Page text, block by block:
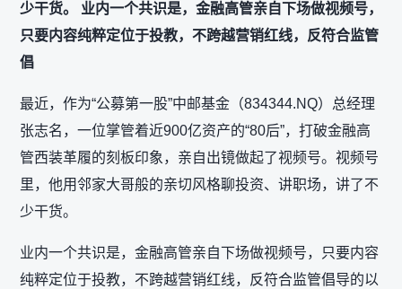
少干货。 业内一个共识是，金融高管亲自下场做视频号，
只要内容纯粹定位于投教，不跨越营销红线，反符合监管
倡
最近，作为“公募第一股”中邮基金（834344.NQ）总经理
张志名，一位掌管着近900亿资产的“80后”，打破金融高
管西装革履的刻板印象，亲自出镜做起了视频号。视频号
里，他用邻家大哥般的亲切风格聊投资、讲职场，讲了不
少干货。
业内一个共识是，金融高管亲自下场做视频号，只要内容
纯粹定位于投教，不跨越营销红线，反符合监管倡导的以